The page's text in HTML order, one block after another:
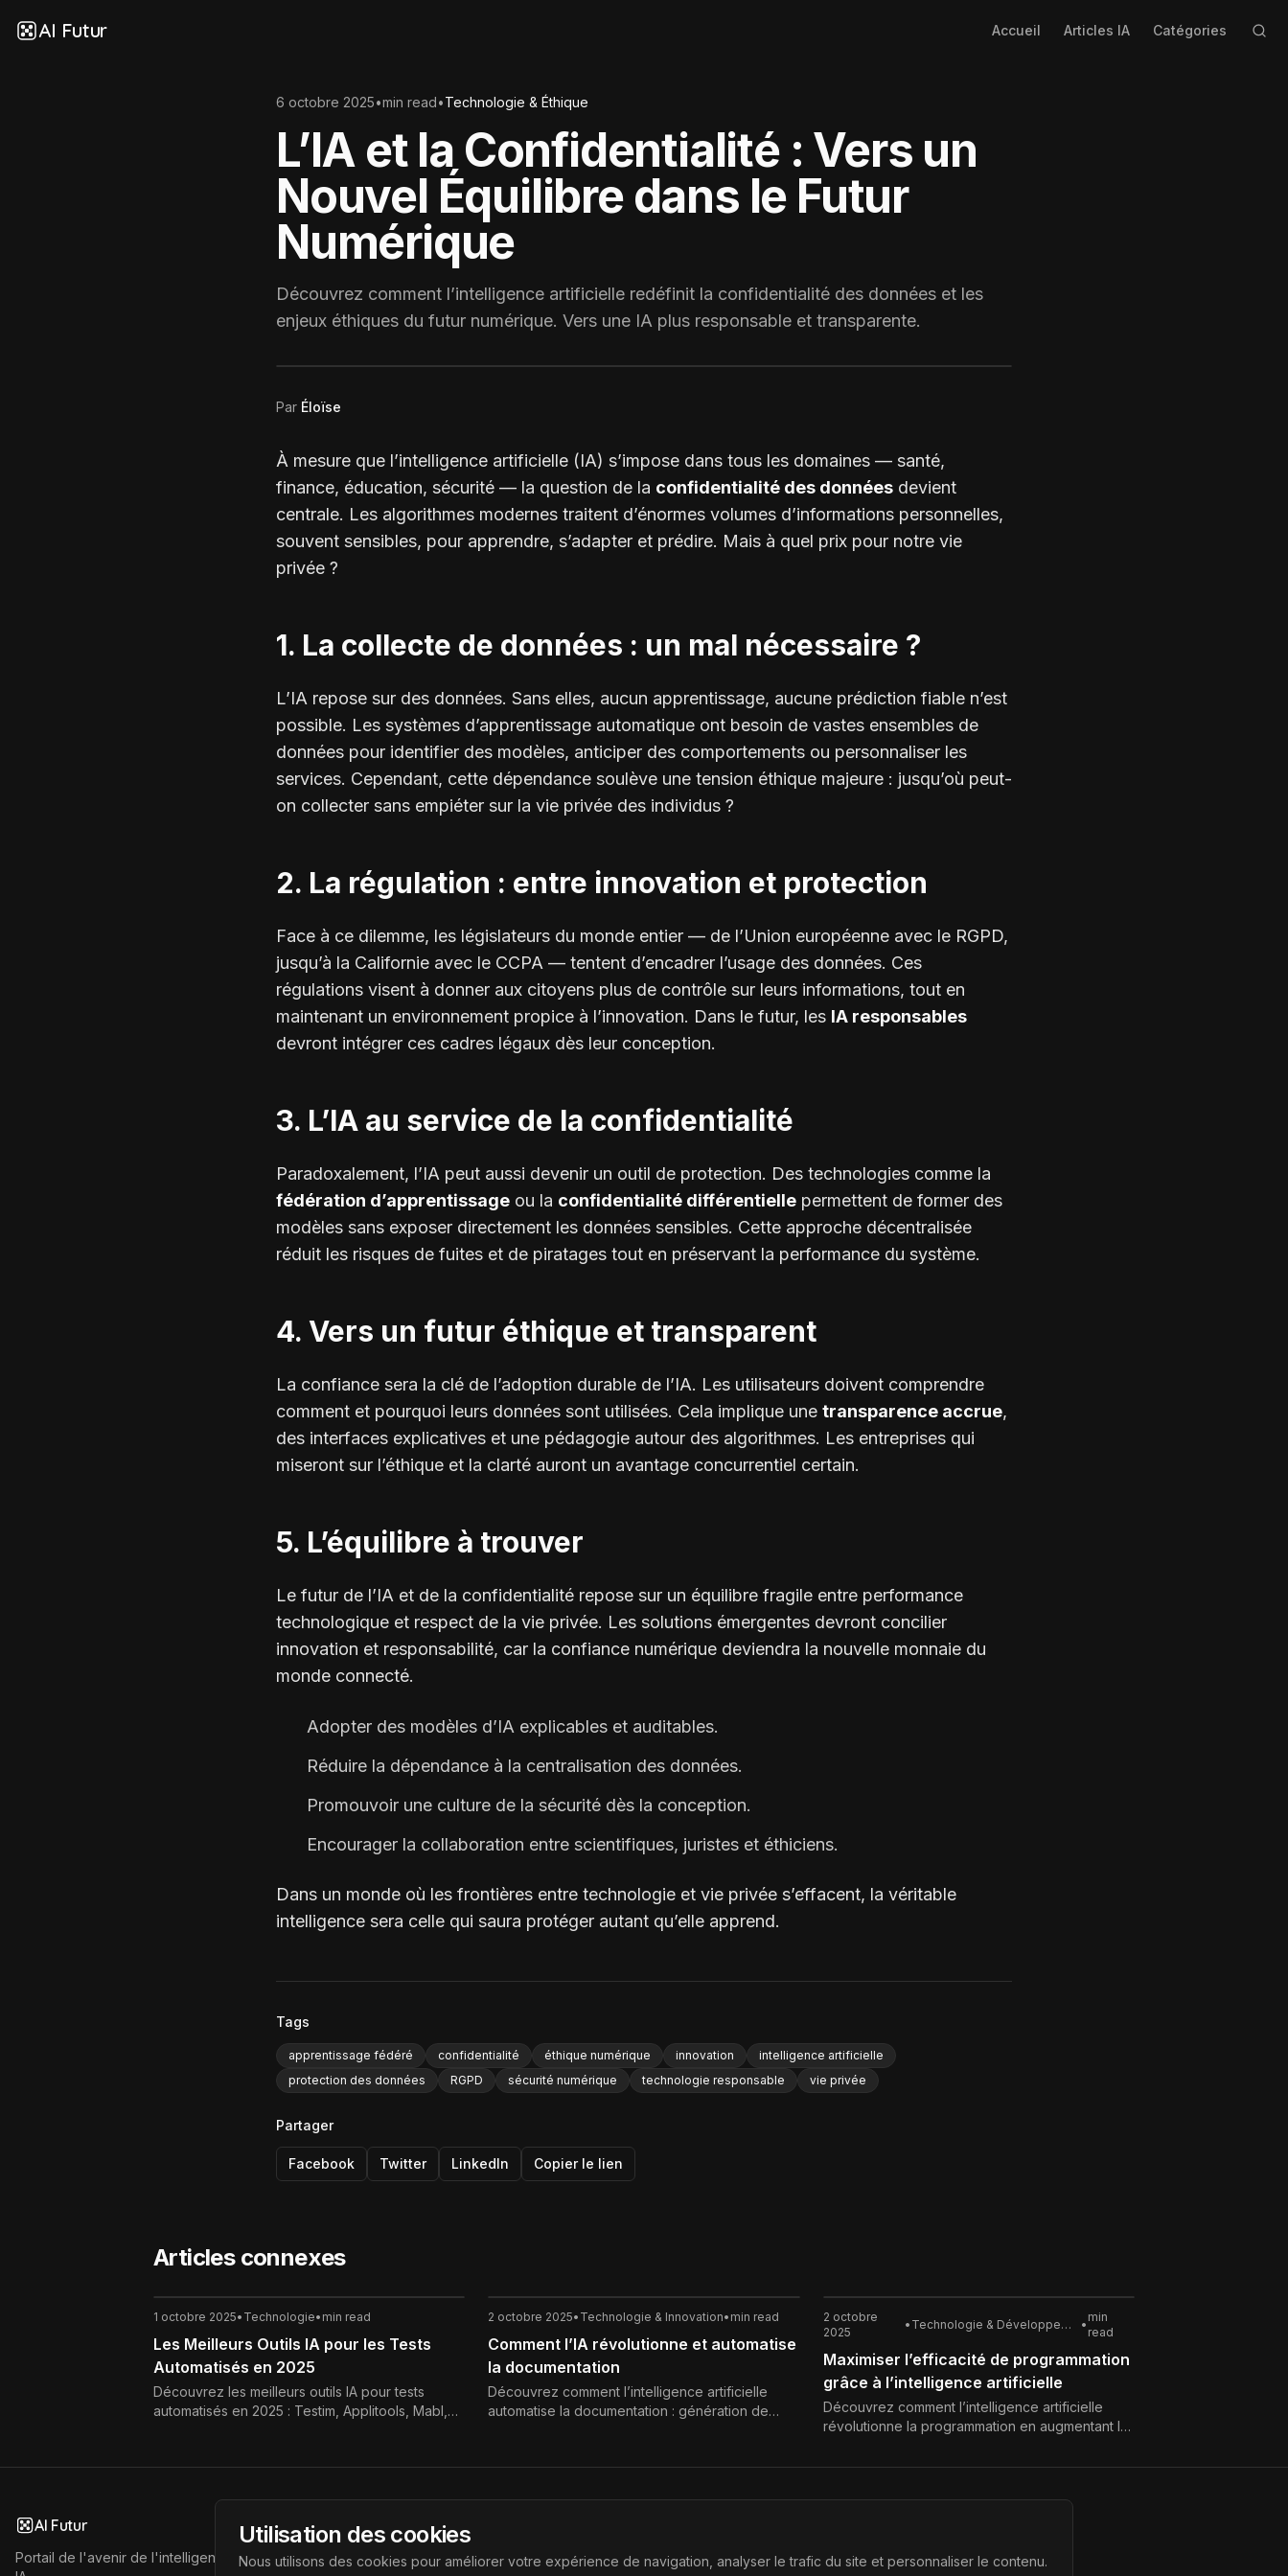
AI Futur Accueil Articles IA Catégories
6 octobre 2025•min read•Technologie & Éthique
L’IA et la Confidentialité : Vers un
Nouvel Équilibre dans le Futur
Numérique
Découvrez comment l’intelligence artificielle redéfinit la confidentialité des données et les
enjeux éthiques du futur numérique. Vers une IA plus responsable et transparente.
Par Éloïse
À mesure que l’intelligence artificielle (IA) s’impose dans tous les domaines — santé,
finance, éducation, sécurité — la question de la confidentialité des données devient
centrale. Les algorithmes modernes traitent d’énormes volumes d’informations personnelles,
souvent sensibles, pour apprendre, s’adapter et prédire. Mais à quel prix pour notre vie
privée ?
1. La collecte de données : un mal nécessaire ?
L’IA repose sur des données. Sans elles, aucun apprentissage, aucune prédiction fiable n’est
possible. Les systèmes d’apprentissage automatique ont besoin de vastes ensembles de
données pour identifier des modèles, anticiper des comportements ou personnaliser les
services. Cependant, cette dépendance soulève une tension éthique majeure : jusqu’où peut-
on collecter sans empiéter sur la vie privée des individus ?
2. La régulation : entre innovation et protection
Face à ce dilemme, les législateurs du monde entier — de l’Union européenne avec le RGPD,
jusqu’à la Californie avec le CCPA — tentent d’encadrer l’usage des données. Ces
régulations visent à donner aux citoyens plus de contrôle sur leurs informations, tout en
maintenant un environnement propice à l’innovation. Dans le futur, les IA responsables
devront intégrer ces cadres légaux dès leur conception.
3. L’IA au service de la confidentialité
Paradoxalement, l’IA peut aussi devenir un outil de protection. Des technologies comme la
fédération d’apprentissage ou la confidentialité différentielle permettent de former des
modèles sans exposer directement les données sensibles. Cette approche décentralisée
réduit les risques de fuites et de piratages tout en préservant la performance du système.
4. Vers un futur éthique et transparent
La confiance sera la clé de l’adoption durable de l’IA. Les utilisateurs doivent comprendre
comment et pourquoi leurs données sont utilisées. Cela implique une transparence accrue,
des interfaces explicatives et une pédagogie autour des algorithmes. Les entreprises qui
miseront sur l’éthique et la clarté auront un avantage concurrentiel certain.
5. L’équilibre à trouver
Le futur de l’IA et de la confidentialité repose sur un équilibre fragile entre performance
technologique et respect de la vie privée. Les solutions émergentes devront concilier
innovation et responsabilité, car la confiance numérique deviendra la nouvelle monnaie du
monde connecté.
Adopter des modèles d’IA explicables et auditables.
Réduire la dépendance à la centralisation des données.
Promouvoir une culture de la sécurité dès la conception.
Encourager la collaboration entre scientifiques, juristes et éthiciens.
Dans un monde où les frontières entre technologie et vie privée s’effacent, la véritable
intelligence sera celle qui saura protéger autant qu’elle apprend.
Tags
apprentissage fédéré confidentialité éthique numérique innovation
intelligence artificielle
protection des données
RGPD sécurité numérique technologie responsable vie privée
Partager
Facebook Twitter LinkedIn Copier le lien
Articles connexes
1 octobre 2025• Technologie• min read
Les Meilleurs Outils IA pour les Tests
Automatisés en 2025
Découvrez les meilleurs outils IA pour tests
automatisés en 2025 : Testim, Applitools, Mabl,
2 octobre 2025• Technologie & Innovation• min read
Comment l’IA révolutionne et automatise
la documentation
Découvrez comment l’intelligence artificielle
automatise la documentation : génération de
2 octobre
2025
• Technologie & Développement •
min
read
Maximiser l’efficacité de programmation
grâce à l’intelligence artificielle
Découvrez comment l’intelligence artificielle
révolutionne la programmation en augmentant la
accélérant le développement logiciel.
AI Futur
Portail de l'avenir de l'intelligence artificielle, vous aidant à découvrir les dernières technologies
Accueil
Utilisation des cookies
Nous utilisons des cookies pour améliorer votre expérience de navigation, analyser le trafic du site et personnaliser le contenu.